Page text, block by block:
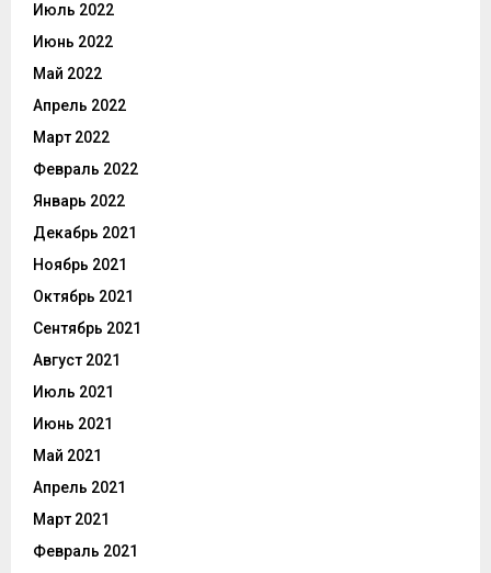
Июль 2022
Июнь 2022
Май 2022
Апрель 2022
Март 2022
Февраль 2022
Январь 2022
Декабрь 2021
Ноябрь 2021
Октябрь 2021
Сентябрь 2021
Август 2021
Июль 2021
Июнь 2021
Май 2021
Апрель 2021
Март 2021
Февраль 2021